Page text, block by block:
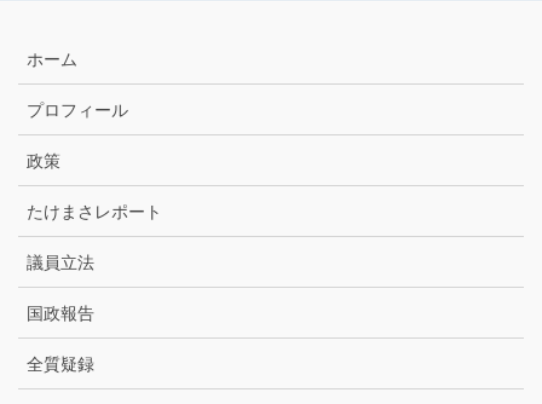
カ
ブ
ホーム
プロフィール
政策
たけまさレポート
議員立法
国政報告
全質疑録